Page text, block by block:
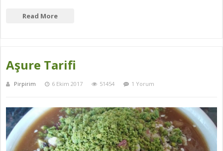
Read More
Aşure Tarifi
Pirpirim 6 Ekim 2017 51454 1 Yorum